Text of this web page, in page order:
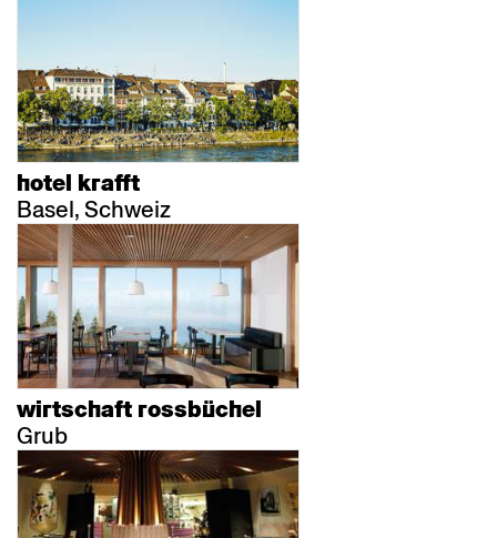
hotel krafft
Basel, Schweiz
wirtschaft rossbüchel
Grub